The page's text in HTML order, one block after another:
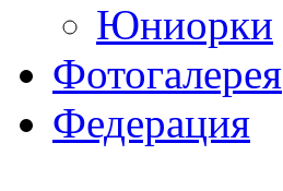
Юниорки
Фотогалерея
Федерация